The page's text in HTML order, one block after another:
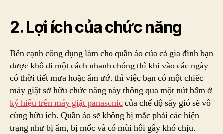
2. Lợi ích của chức năng
Bên cạnh công dụng làm cho quần áo của cả gia đình bạn
được khô đi một cách nhanh chóng thì khi vào các ngày
có thời tiết mưa hoặc ẩm ướt thì việc bạn có một chiếc
máy giặt sở hữu chức năng này thông qua một nút bấm ở
ký hiệu trên máy giặt panasoniccủa chế độ sấy gió sẽ vô
cùng hữu ích. Quần áo sẽ không bị mắc phải các hiện
trạng như bị ẩm, bị mốc và có mùi hôi gây khó chịu.